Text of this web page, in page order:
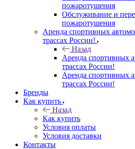
пожаротушения
Обслуживание и
пожаротушения
Аренда спортивных
трассах России!
Назад
Аренда спортивных
трассах России!
Аренда спортивных
трассах России!
Бренды
Как купить
Назад
Как купить
Условия оплаты
Условия доставки
Контакты